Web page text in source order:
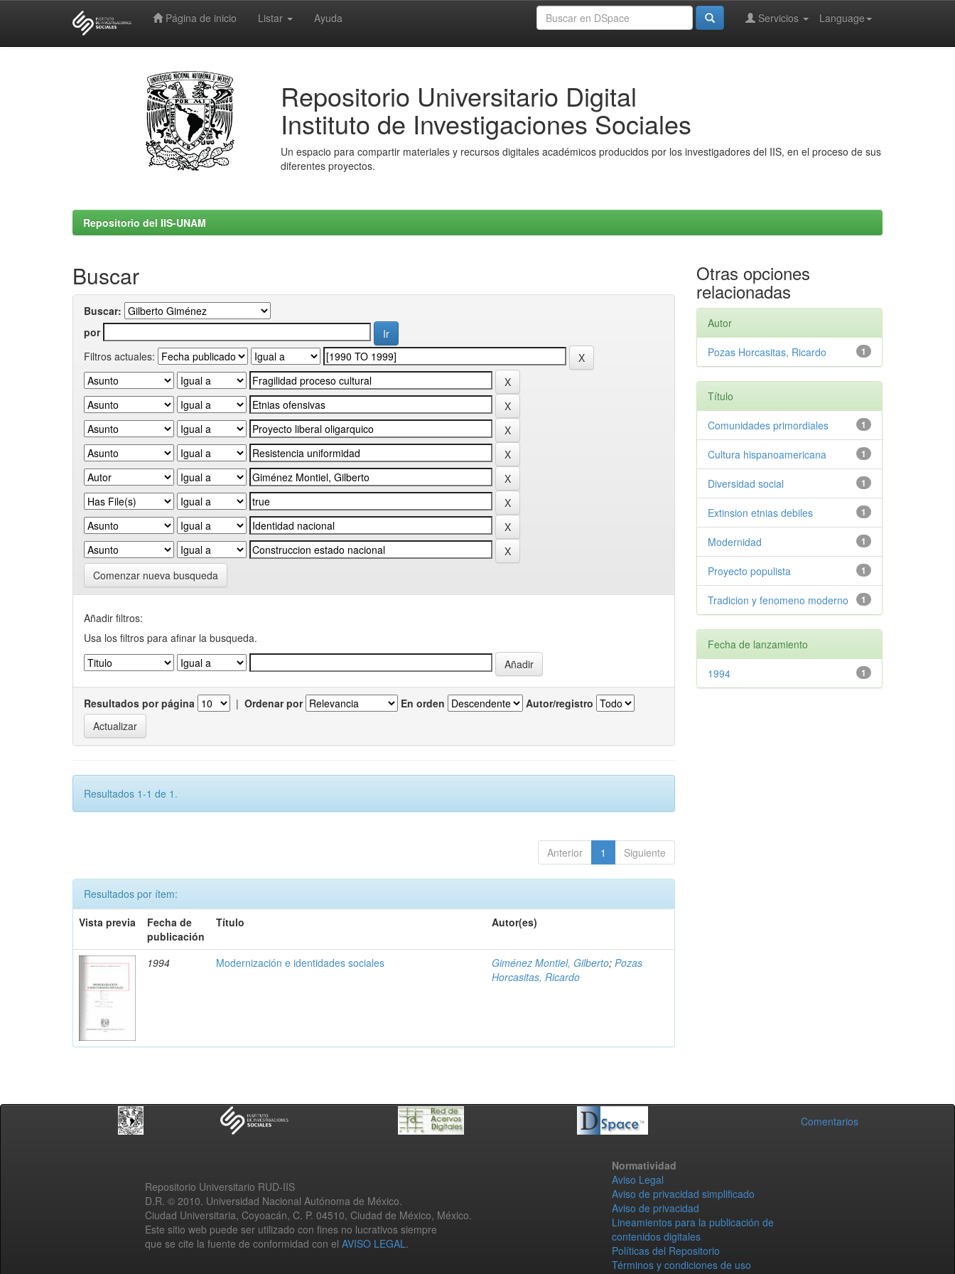
Página de inicio Listar Ayuda Language
Servicios
Repositorio Universitario Digital
Instituto de Investigaciones Sociales
Un espacio para compartir materiales y recursos digitales académicos producidos por los investigadores del IIS, en el proceso de sus
diferentes proyectos.
Repositorio del IIS-UNAM
Buscar
Buscar:
por
Filtros actuales:
Comenzar nueva busqueda
Añadir filtros:
Usa los filtros para afinar la busqueda.
Resultados por página | Ordenar por En orden Autor/registro
Resultados 1-1 de 1.
Anterior 1 Siguiente
Resultados por ítem:
Vista previa
Fecha de
publicación
Título Autor(es)
1994 Modernización e identidades sociales Giménez Montiel, Gilberto;Pozas
Horcasitas, Ricardo
Otras opciones
relacionadas
Autor
1
Pozas Horcasitas, Ricardo
Título
1
Comunidades primordiales
1
Cultura hispanoamericana
1
Diversidad social
1
Extinsion etnias debiles
1
Modernidad
1
Proyecto populista
1
Tradicion y fenomeno moderno
Fecha de lanzamiento
1
1994
Comentarios
Repositorio Universitario RUD-IIS
D.R. © 2010. Universidad Nacional Autónoma de México.
Ciudad Universitaria, Coyoacán, C. P. 04510, Ciudad de México, México.
Este sitio web puede ser utilizado con fines no lucrativos siempre
que se cite la fuente de conformidad con el AVISO LEGAL.
Normatividad
Aviso Legal
Aviso de privacidad simplificado
Aviso de privacidad
Lineamientos para la publicación de
contenidos digitales
Políticas del Repositorio
Términos y condiciones de uso